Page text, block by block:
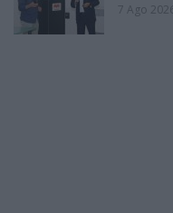
7 Ago 2026